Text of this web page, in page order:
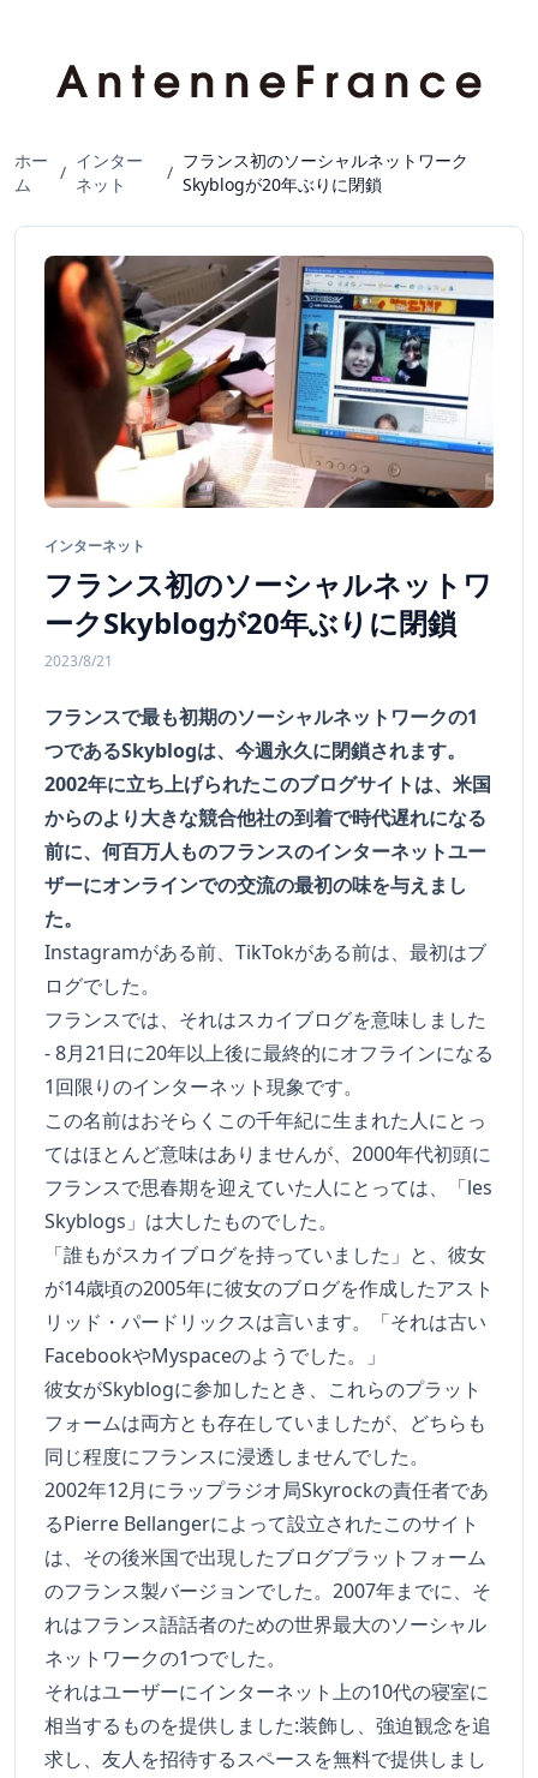
ホー
ム
/
インター
ネット
/
フランス初のソーシャルネットワーク
Skyblogが20年ぶりに閉鎖
インターネット
フランス初のソーシャルネットワ
ークSkyblogが20年ぶりに閉鎖
2023/8/21
フランスで最も初期のソーシャルネットワークの1
つであるSkyblogは、今週永久に閉鎖されます。
2002年に立ち上げられたこのブログサイトは、米国
からのより大きな競合他社の到着で時代遅れになる
前に、何百万人ものフランスのインターネットユー
ザーにオンラインでの交流の最初の味を与えまし
た。
Instagramがある前、TikTokがある前は、最初はブ
ログでした。
フランスでは、それはスカイブログを意味しました
- 8月21日に20年以上後に最終的にオフラインになる
1回限りのインターネット現象です。
この名前はおそらくこの千年紀に生まれた人にとっ
てはほとんど意味はありませんが、2000年代初頭に
フランスで思春期を迎えていた人にとっては、「les
Skyblogs」は大したものでした。
「誰もがスカイブログを持っていました」と、彼女
が14歳頃の2005年に彼女のブログを作成したアスト
リッド・パードリックスは言います。「それは古い
FacebookやMyspaceのようでした。」
彼女がSkyblogに参加したとき、これらのプラット
フォームは両方とも存在していましたが、どちらも
同じ程度にフランスに浸透しませんでした。
2002年12月にラップラジオ局Skyrockの責任者であ
るPierre Bellangerによって設立されたこのサイト
は、その後米国で出現したブログプラットフォーム
のフランス製バージョンでした。2007年までに、そ
れはフランス語話者のための世界最大のソーシャル
ネットワークの1つでした。
それはユーザーにインターネット上の10代の寝室に
相当するものを提供しました:装飾し、強迫観念を追
求し、友人を招待するスペースを無料で提供しまし